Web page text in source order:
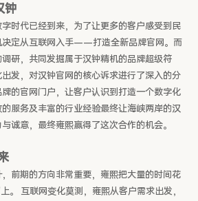
钟
时代已经到来，为了让更多的客户感受到民
决定从互联网入手——打造全新品牌官网。而
研，共同发掘属于汉钟精机的品牌超级符
发，对汉钟官网的核心诉求进行了深入的分
的官网门户，让客户认识到打造一个数字化
服务及丰富的行业经验最终让海峡两岸的汉
诚意，最终雍熙赢得了这次合作的机会。
前期的方向非常重要，雍熙把大量的时间花
。 互联网变化莫测，雍熙从客户需求出发，